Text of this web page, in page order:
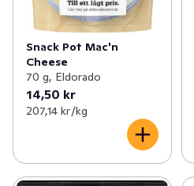
Snack Pot Mac'n
Cheese
70 g, Eldorado
14,50 kr
207,14 kr /kg